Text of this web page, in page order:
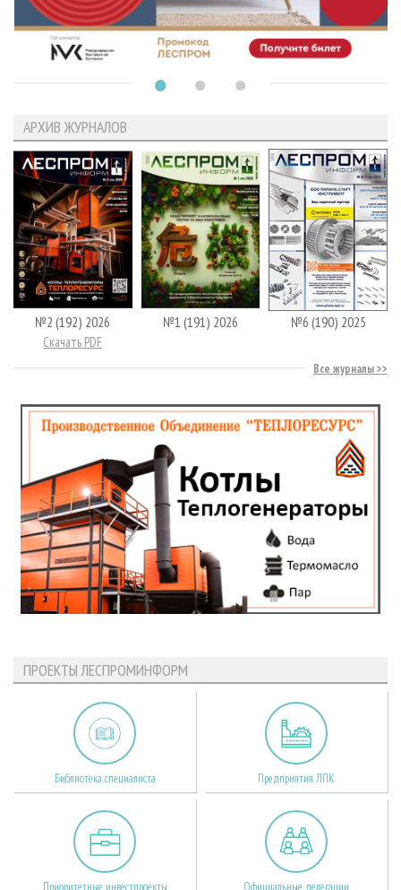
АРХИВ ЖУРНАЛОВ
№2 (192) 2026
Скачать PDF
№1 (191) 2026 №6 (190) 2025
Все журналы
ПРОЕКТЫ ЛЕСПРОМИНФОРМ
Библиотека специалиста Предприятия ЛПК